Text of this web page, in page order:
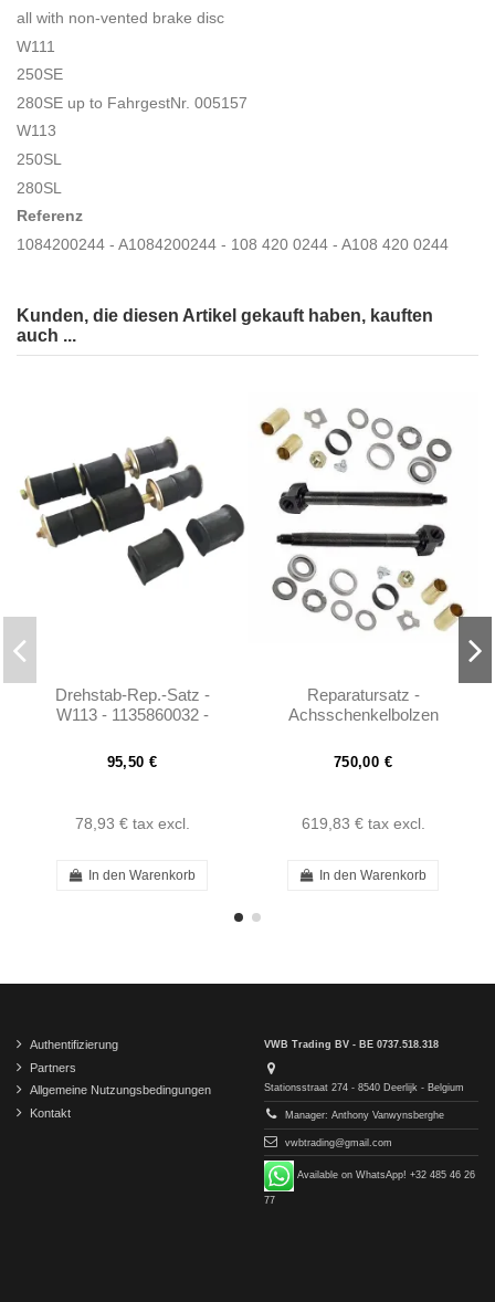
all with non-vented brake disc
W111
250SE
280SE up to FahrgestNr. 005157
W113
250SL
280SL
Referenz
1084200244 - A1084200244 - 108 420 0244 - A108 420 0244
Kunden, die diesen Artikel gekauft haben, kauften
auch ...
Drehstab-Rep.-Satz -
W113 - 1135860032 -
95,50 €
78,93 € tax excl.
In den Warenkorb
Reparatursatz -
Achsschenkelbolzen
W113 - 1115860033
750,00 €
619,83 € tax excl.
In den Warenkorb
Authentifizierung
Partners
Allgemeine Nutzungsbedingungen
Kontakt
VWB Trading BV - BE 0737.518.318
Stationsstraat 274 - 8540 Deerlijk - Belgium
Manager: Anthony Vanwynsberghe
vwbtrading@gmail.com
Available on WhatsApp! +32 485 46 26
77